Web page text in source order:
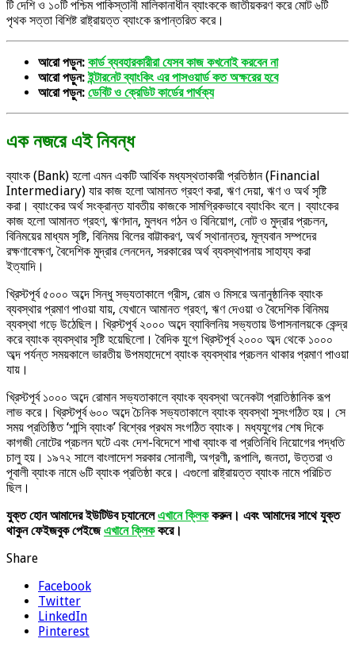
টি দেশি ও ১০টি পশ্চিম পাকিস্তানী মালিকানাধীন ব্যাংককে জাতীয়করণ করে মোট ৬টি
পৃথক সত্তা বিশিষ্ট রাষ্ট্রায়ত্ত ব্যাংকে রূপান্তরিত করে।
আরো পড়ুন: কার্ড ব্যবহারকারীরা যেসব কাজ কখনোই করবেন না
আরো পড়ুন:ইন্টারনেট ব্যাংকিং এর পাসওয়ার্ড কত অক্ষরের হবে
আরো পড়ুন: ডেবিট ও ক্রেডিট কার্ডের পার্থক্য
এক নজরে এই নিবন্ধ
ব্যাংক (Bank) হলো এমন একটি আর্থিক মধ্যস্থতাকারী প্রতিষ্ঠান (Financial
Intermediary) যার কাজ হলো আমানত গ্রহণ করা, ঋণ দেয়া, ঋণ ও অর্থ সৃষ্টি
করা। ব্যাংকের অর্থ সংক্রান্ত যাবতীয় কাজকে সামগ্রিকভাবে ব্যাংকিং বলে। ব্যাংকের
কাজ হলো আমানত গ্রহণ, ঋণদান, মুলধন গঠন ও বিনিয়োগ, নোট ও মুদ্রার প্রচলন,
বিনিময়ের মাধ্যম সৃষ্টি, বিনিময় বিলের বাট্টাকরণ, অর্থ স্থানান্তর, মূল্যবান সম্পদের
রক্ষণাবেক্ষণ, বৈদেশিক মুদ্রার লেনদেন, সরকারের অর্থ ব্যবস্থাপনায় সাহায্য করা
ইত্যাদি।
খ্রিস্টপূর্ব ৫০০০ অব্দে সিন্ধু সভ্যতাকালে গ্রীস, রোম ও মিসরে অনানুষ্ঠানিক ব্যাংক
ব্যবস্থার প্রমাণ পাওয়া যায়, যেখানে আমানত গ্রহণ, ঋণ দেওয়া ও বৈদেশিক বিনিময়
ব্যবস্থা গড়ে উঠেছিল। খ্রিস্টপূর্ব ২০০০ অব্দে ব্যাবিলনিয় সভ্যতায় উপাসনালয়কে কেন্দ্র
করে ব্যাংক ব্যবস্থার সৃষ্টি হয়েছিলো। বৈদিক যুগে খ্রিস্টপূর্ব ২০০০ অব্দ থেকে ১০০০
অব্দ পর্যন্ত সময়কালে ভারতীয় উপমহাদেশে ব্যাংক ব্যবস্থার প্রচলন থাকার প্রমাণ পাওয়া
যায়।
খ্রিস্টপূর্ব ১০০০ অব্দে রোমান সভ্যতাকালে ব্যাংক ব্যবস্থা অনেকটা প্রাতিষ্ঠানিক রূপ
লাভ করে। খ্রিস্টপূর্ব ৬০০ অব্দে চৈনিক সভ্যতাকালে ব্যাংক ব্যবস্থা সুসংগঠিত হয়। সে
সময় প্রতিষ্ঠিত ‘শান্সি ব্যাংক’ বিশ্বের প্রথম সংগঠিত ব্যাংক। মধ্যযুগের শেষ দিকে
কাগজী নোটের প্রচলন ঘটে এবং দেশ-বিদেশে শাখা ব্যাংক বা প্রতিনিধি নিয়োগের পদ্ধতি
চালু হয়। ১৯৭২ সালে বাংলাদেশ সরকার সোনালী, অগ্রণী, রূপালি, জনতা, উত্তরা ও
পূবালী ব্যাংক নামে ৬টি ব্যাংক প্রতিষ্ঠা করে। এগুলো রাষ্ট্রায়ত্ত ব্যাংক নামে পরিচিত
ছিল।
যুক্ত হোন আমাদের ইউটিউব চ্যানেলেএখানে ক্লিককরুন। এবং আমাদের সাথে যুক্ত
থাকুন ফেইজবুক পেইজেএখানে ক্লিককরে।
Share
Facebook
Twitter
LinkedIn
Pinterest